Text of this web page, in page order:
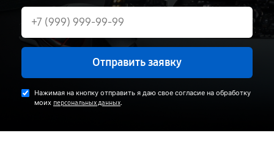
Отправить заявку
Нажимая на кнопку отправить я даю свое согласие на обработку
моих персональных данных.